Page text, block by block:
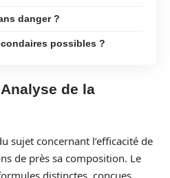
danger ?
possibles ?
de la
sujet concernant l’efficacité de
de près sa composition. Le
distinctes, conçues